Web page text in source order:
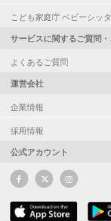
こども家庭庁 ベビーシッ
サービスに関するご質問
よくあるご質問
運営会社
企業情報
採用情報
公式アカウント